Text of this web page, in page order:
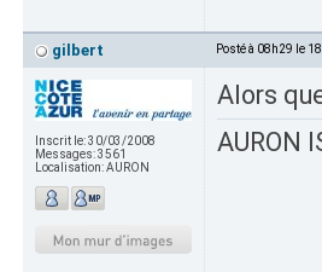
gilbert Posté à 08h29 le
Inscrit le:30/03/2008
Messages:3561
Localisation:AURON
Alors
AURON